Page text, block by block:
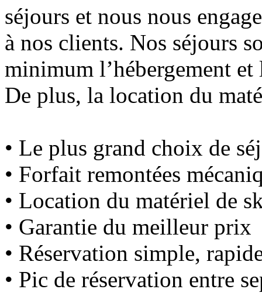
séjours et nous nous
à nos clients. Nos séjours
minimum l’hébergement
De plus, la location du
• Le plus grand choix de
• Forfait remontées
• Location du matériel de
• Garantie du meilleur prix
• Réservation simple,
• Pic de réservation entre